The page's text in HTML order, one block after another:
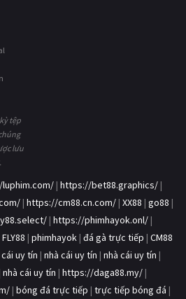
tệp
lưu
| https://bet88.graphics/ |
| https://cm88.cn.com/ | XX88 | go88 |
| https://phimhayok.onl/ |
FLY88 | phimhayok | đá gà trực tiếp | CM88
uy tín | nhà cái uy tín | nhà cái uy tín |
nhà cái uy tín | https://daga88.my/ |
| bóng đá trực tiếp | trực tiếp bóng đá |